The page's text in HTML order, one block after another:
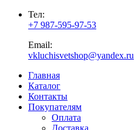
Тел:
+7 987-595-97-53
Email:
vkluchisvetshop@yandex.ru
Главная
Каталог
Контакты
Покупателям
Оплата
Доставка